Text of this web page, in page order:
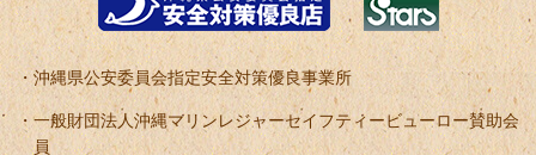
沖縄県公安委員会指定安全対策優良事業所
一般財団法人沖縄マリンレジャーセイフティービューロー賛助会
員